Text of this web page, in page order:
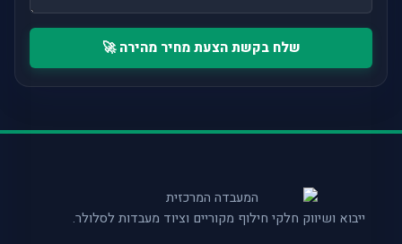
שלח בקשת הצעת מחיר מהירה 🚀
ייבוא ושיווק חלקי חילוף מקוריים וציוד מעבדות לסלולר.